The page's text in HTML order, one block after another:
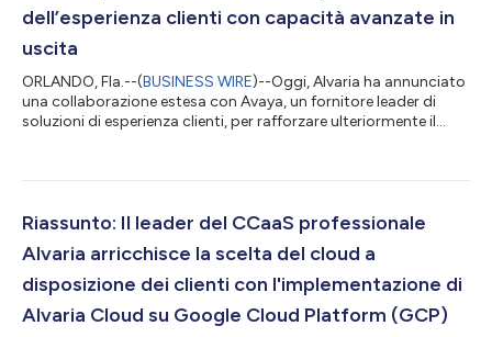
dell’esperienza clienti con capacità avanzate in
uscita
ORLANDO, Fla.--(BUSINESS WIRE)--Oggi, Alvaria ha annunciato
una collaborazione estesa con Avaya, un fornitore leader di
soluzioni di esperienza clienti, per rafforzare ulteriormente il
aziende nel programma DevConnect Technology Partner di
esperienze proattive di sensibilizzazione clienti per fornire
Riassunto: Il leader del CCaaS professionale
Alvaria arricchisce la scelta del cloud a
disposizione dei clienti con l'implementazione di
Alvaria Cloud su Google Cloud Platform (GCP)